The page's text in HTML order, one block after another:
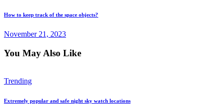
How to keep track of the space objects?
November 21, 2023
You May Also Like
Trending
Extremely popular and safe night sky watch locations